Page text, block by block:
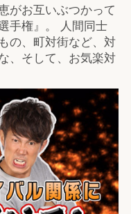
がお互いぶつかって
手権』。 人間同士
の、町対街など、対
、そして、お気楽対